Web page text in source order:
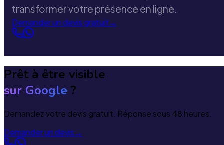
transformer votre présence en ligne.
Demander un devis gratuit→
Prêt à être visible
sur Google ?
Demandez votre devis gratuit. Réponse sous 48 heures.
Demander un devis→